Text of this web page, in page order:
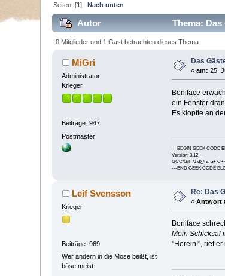
Seiten: [1]Nach unten
Autor Thema:
0 Mitglieder und 1 Gast betrachten dieses Thema.
MiGri
Administrator
Krieger
Beiträge: 947
Postmaster
Das
«am: 25.
Boniface
ein Fenster
Es klopfte an
---BEGIN GEEK CODE
Version: 3.12
GCC/G/IT/J d@ s: a+
---END GEEK CODE
Leif Svensson
Krieger
Beiträge: 969
Wer andern in die Möse beißt, ist
böse meist.
Re: Das
«Antwort
Boniface
Mein Schicksal
"Herein!", rief